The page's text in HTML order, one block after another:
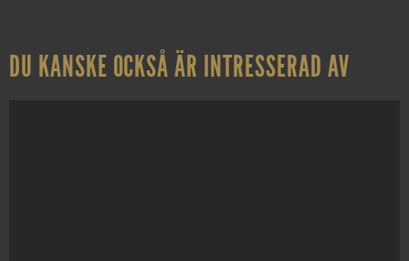
DU KANSKE OCKSÅ ÄR INTRESSERAD AV